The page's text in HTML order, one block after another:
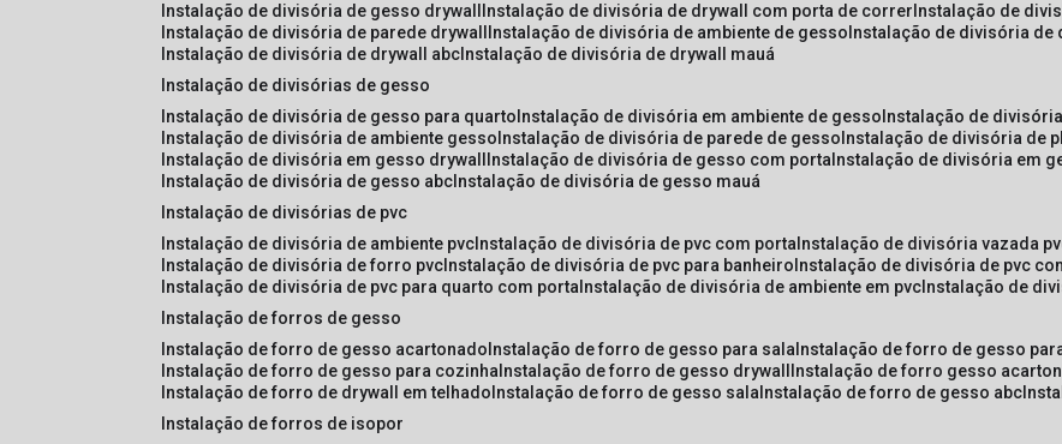
instalação de divisória de gesso drywall
instalação de divisória de drywall com porta de correr instalação de
instalação de divisória de parede drywall
instalação de divisória de ambiente de gesso instalação de divisória de
instalação de divisória de drywall abc instalação de divisória de drywall mauá
instalação de divisórias de gesso
instalação de divisória de gesso para quarto instalação de divisória em ambiente de gesso instalação de
instalação de divisória de ambiente gesso instalação de divisória de parede de gesso instalação de divisória de
instalação de divisória em gesso drywall
instalação de divisória de gesso com porta instalação de divisória em
instalação de divisória de gesso abc instalação de divisória de gesso mauá
instalação de divisórias de pvc
instalação de divisória de ambiente pvc instalação de divisória de pvc com porta instalação de divisória vazada
instalação de divisória de forro pvc instalação de divisória de pvc para banheiro instalação de divisória de pvc
instalação de divisória de pvc para quarto com porta instalação de divisória de ambiente em pvc instalação de
instalação de forros de gesso
instalação de forro de gesso acartonado instalação de forro de gesso para sala instalação de forro de gesso
instalação de forro de gesso para cozinha instalação de forro de gesso drywall instalação de forro gesso
instalação de forro de drywall em telhado instalação de forro de gesso sala instalação de forro de gesso abc
instalação de forros de isopor